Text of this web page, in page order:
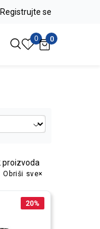
Jadea Pogledaj više
Registrujte se
0 0
proizvoda
Obriši sve
20%